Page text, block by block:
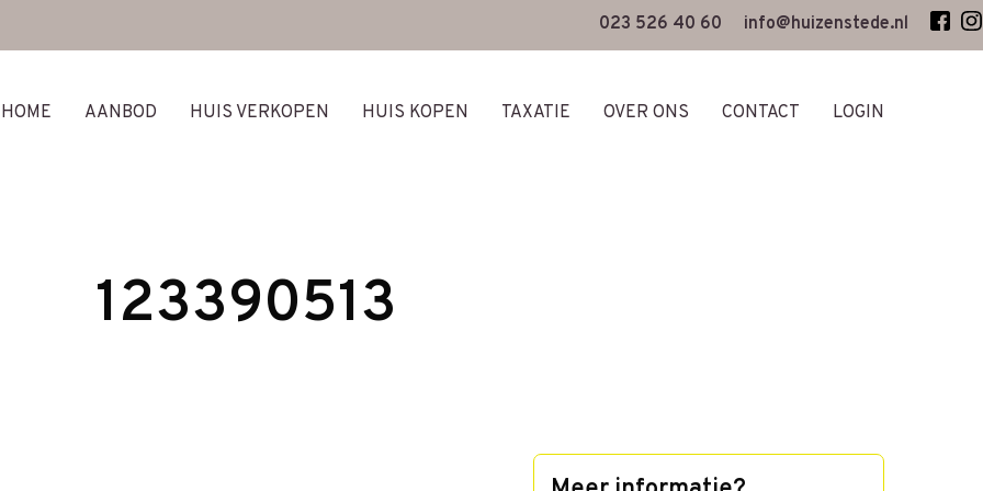
023 526 40 60 info@huizenstede.nl
HOME AANBOD HUIS VERKOPEN HUIS KOPEN TAXATIE OVER ONS CONTACT LOGIN
123390513